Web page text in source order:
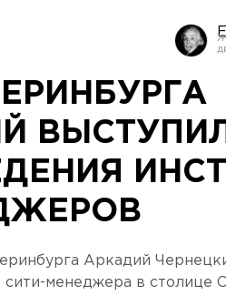
ВЫСТУПИЛ
Аркадий
менеджера в столице